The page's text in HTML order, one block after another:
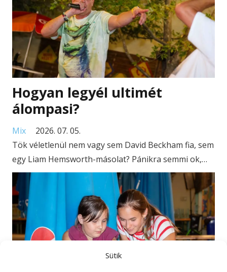
Sütik
Hogyan legyél ultimét
álompasi?
Mix
2026. 07. 05.
Tök véletlenül nem vagy sem David Beckham fia, sem
egy Liam Hemsworth-másolat? Pánikra semmi ok,…